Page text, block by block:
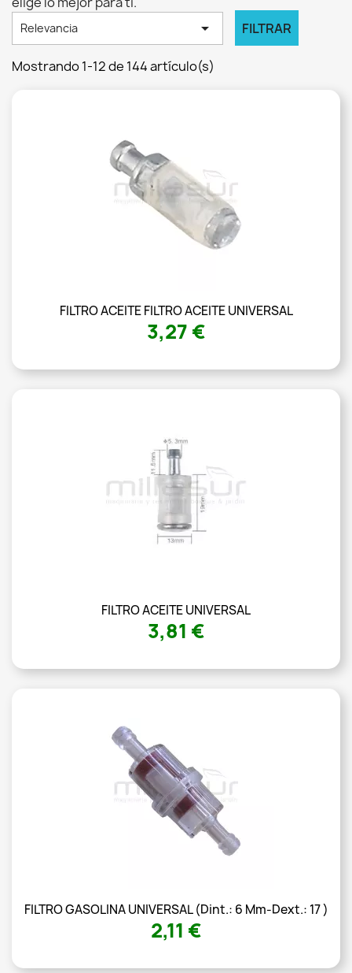
Relevancia  FILTRAR
Mostrando 1-12 de 144 artículo(s)
FILTRO ACEITE FILTRO ACEITE UNIVERSAL
3,27 €
FILTRO ACEITE UNIVERSAL
3,81 €
FILTRO GASOLINA UNIVERSAL (Dint.: 6 Mm-Dext.: 17 )
2,11 €